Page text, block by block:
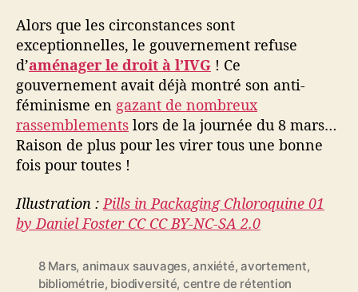
Alors que les circonstances sont
exceptionnelles, le gouvernement refuse
d’aménager le droit à l’IVG ! Ce
gouvernement avait déjà montré son anti-
féminisme en gazant de nombreux
rassemblements lors de la journée du 8 mars…
Raison de plus pour les virer tous une bonne
fois pour toutes !
Illustration : Pills in Packaging Chloroquine 01
by Daniel Foster CC CC BY-NC-SA 2.0
8 Mars, animaux sauvages,anxiété,avortement,
bibliométrie, biodiversité, centre de rétention